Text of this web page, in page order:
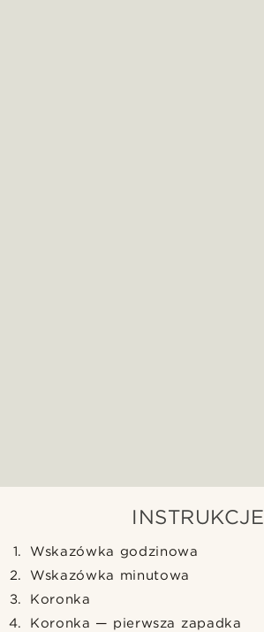
INSTRUKCJE
Wskazówka godzinowa
Wskazówka minutowa
Koronka
Koronka — pierwsza zapadka